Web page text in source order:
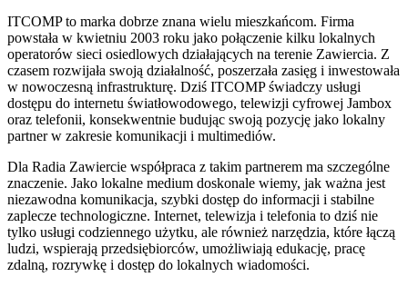
ITCOMP to marka dobrze znana wielu mieszkańcom. Firma
powstała w kwietniu 2003 roku jako połączenie kilku lokalnych
operatorów sieci osiedlowych działających na terenie Zawiercia. Z
czasem rozwijała swoją działalność, poszerzała zasięg i inwestowała
w nowoczesną infrastrukturę. Dziś ITCOMP świadczy usługi
dostępu do internetu światłowodowego, telewizji cyfrowej Jambox
oraz telefonii, konsekwentnie budując swoją pozycję jako lokalny
partner w zakresie komunikacji i multimediów.
Dla Radia Zawiercie współpraca z takim partnerem ma szczególne
znaczenie. Jako lokalne medium doskonale wiemy, jak ważna jest
niezawodna komunikacja, szybki dostęp do informacji i stabilne
zaplecze technologiczne. Internet, telewizja i telefonia to dziś nie
tylko usługi codziennego użytku, ale również narzędzia, które łączą
ludzi, wspierają przedsiębiorców, umożliwiają edukację, pracę
zdalną, rozrywkę i dostęp do lokalnych wiadomości.